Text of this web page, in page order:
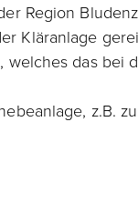
Region
Kläranlage
das
z.B.